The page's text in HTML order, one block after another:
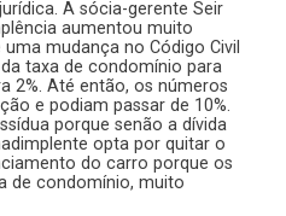
A sócia-gerente Seir
aumentou muito
mudança no Código Civil
taxa de condomínio para
2%. Até então, os números
e podiam passar de 10%.
porque senão a dívida
opta por quitar o
do carro porque os
de condomínio, muito